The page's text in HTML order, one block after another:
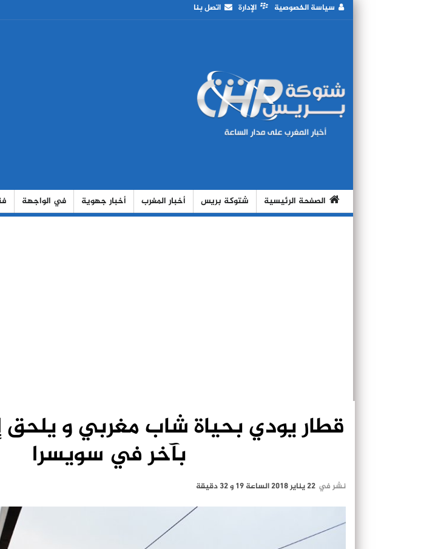
سياسة الخصوصية الإدارة اتصل بنا
الصفحة الرئيسية شتوكة بريس أخبار المغرب أخبار جهوية في الواجهة
قطار يودي بحياة شاب مغربي و يلحق
بآخر في سويسرا
نشر في 22 يناير 2018 الساعة 19 و 32 دقيقة